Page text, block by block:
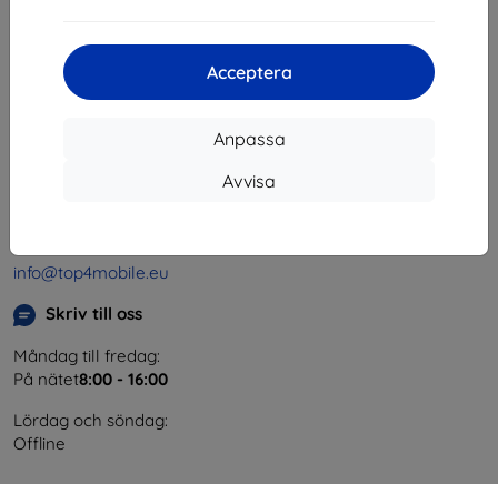
Acceptera
Anpassa
Avvisa
Shield-SK s.r.o.
46701494
Momsregistreringsnummer:SK2023549671
info@top4mobile.eu
Skriv till oss
Måndag till fredag:
På nätet8:00 - 16:00
Lördag och söndag:
Offline